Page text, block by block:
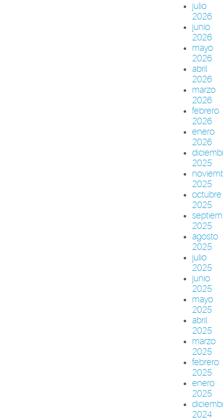
julio
2026
junio
2026
mayo
2026
abril
2026
marzo
2026
febrero
2026
enero
2026
2025
2025
octubre
2025
2025
agosto
2025
julio
2025
junio
2025
mayo
2025
abril
2025
marzo
2025
febrero
2025
enero
2025
2024